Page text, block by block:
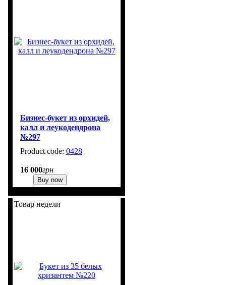
Бизнес-букет из орхидей,
калл и леукодендрона
№297
0428
16 000грн
Buy now
Товар недели